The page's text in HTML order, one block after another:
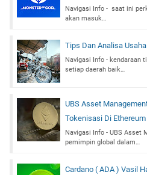
Navigasi Info - saat ini
akan masuk…
Tips Dan Analisa
Navigasi Info - kendaraan
setiap daerah baik…
UBS Asset
Tokenisasi Di Ethereum
Navigasi Info - UBS Asset
pemimpin global dalam…
Cardano ( ADA ) Vasil